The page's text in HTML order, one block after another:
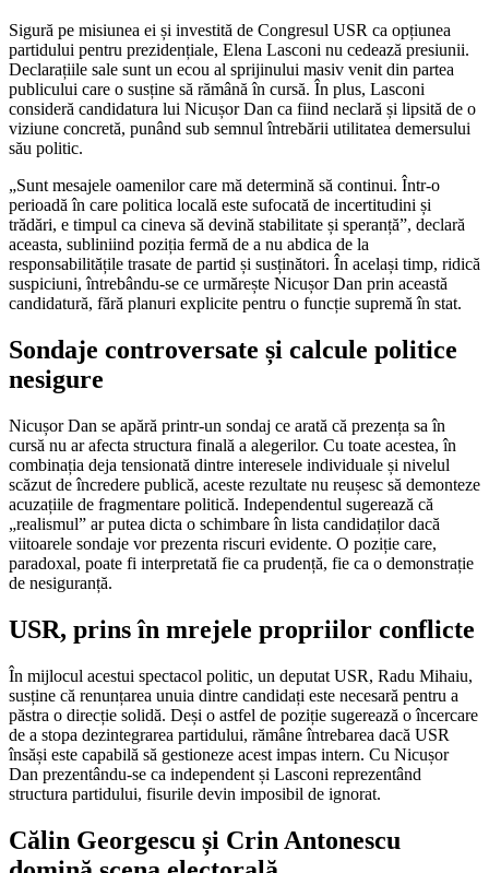
Sigură pe misiunea ei și investită de Congresul USR ca opțiunea
partidului pentru prezidențiale, Elena Lasconi nu cedează presiunii.
Declarațiile sale sunt un ecou al sprijinului masiv venit din partea
publicului care o susține să rămână în cursă. În plus, Lasconi
consideră candidatura lui Nicușor Dan ca fiind neclară și lipsită de o
viziune concretă, punând sub semnul întrebării utilitatea demersului
său politic.
„Sunt mesajele oamenilor care mă determină să continui. Într-o
perioadă în care politica locală este sufocată de incertitudini și
trădări, e timpul ca cineva să devină stabilitate și speranță”, declară
aceasta, subliniind poziția fermă de a nu abdica de la
responsabilitățile trasate de partid și susținători. În același timp, ridică
suspiciuni, întrebându-se ce urmărește Nicușor Dan prin această
candidatură, fără planuri explicite pentru o funcție supremă în stat.
Sondaje controversate și calcule politice
nesigure
Nicușor Dan se apără printr-un sondaj ce arată că prezența sa în
cursă nu ar afecta structura finală a alegerilor. Cu toate acestea, în
combinația deja tensionată dintre interesele individuale și nivelul
scăzut de încredere publică, aceste rezultate nu reușesc să demonteze
acuzațiile de fragmentare politică. Independentul sugerează că
„realismul” ar putea dicta o schimbare în lista candidaților dacă
viitoarele sondaje vor prezenta riscuri evidente. O poziție care,
paradoxal, poate fi interpretată fie ca prudență, fie ca o demonstrație
de nesiguranță.
USR, prins în mrejele propriilor conflicte
În mijlocul acestui spectacol politic, un deputat USR, Radu Mihaiu,
susține că renunțarea unuia dintre candidați este necesară pentru a
păstra o direcție solidă. Deși o astfel de poziție sugerează o încercare
de a stopa dezintegrarea partidului, rămâne întrebarea dacă USR
însăși este capabilă să gestioneze acest impas intern. Cu Nicușor
Dan prezentându-se ca independent și Lasconi reprezentând
structura partidului, fisurile devin imposibil de ignorat.
Călin Georgescu și Crin Antonescu